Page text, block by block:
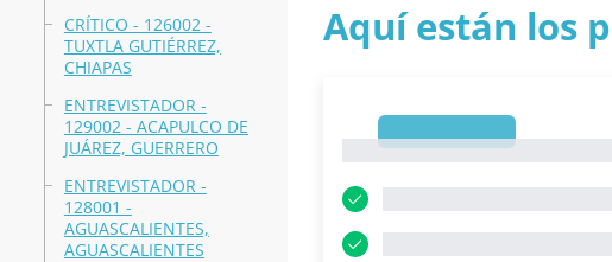
CRÍTICO - 126002 -
TUXTLA GUTIÉRREZ,
CHIAPAS
ENTREVISTADOR -
129002 - ACAPULCO DE
JUÁREZ, GUERRERO
ENTREVISTADOR -
128001 -
AGUASCALIENTES,
AGUASCALIENTES
Aquí están los